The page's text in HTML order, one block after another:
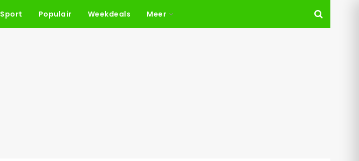
Sport Populair Weekdeals Meer